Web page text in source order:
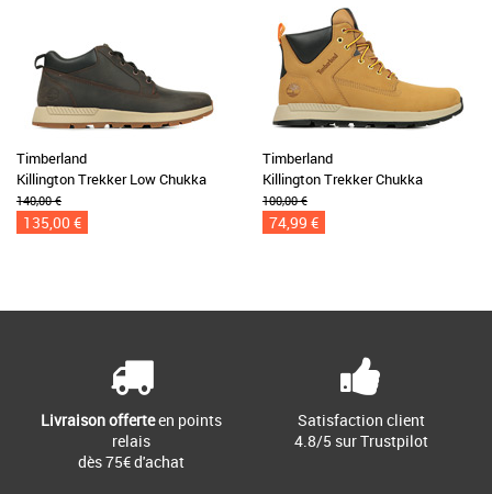
Timberland
Killington Trekker Low Chukka
140,00 €
135,00 €
Timberland
Killington Trekker Chukka
100,00 €
74,99 €
Livraison offerteen points
relais
dès 75€ d'achat
Satisfaction client
4.8/5 sur Trustpilot